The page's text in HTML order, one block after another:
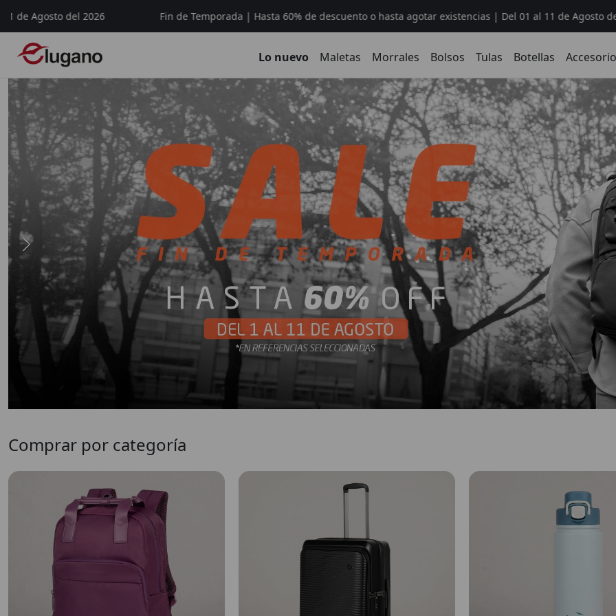
del 2026 Fin de Temporada | Hasta 60% de descuento o hasta agotar existencias | Del 01 al 11 de Agosto del 2026
Lo nuevo Maletas Morrales Bolsos Tulas Botellas
Maletas de Viaje, Morrales, Tulas y Accesorios.
Comprar por categoría